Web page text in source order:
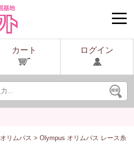
toggle
カート ログイン
オリムパス > Olympus オリムパス レース糸